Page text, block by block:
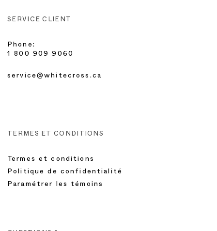
SERVICE CLIENT
Phone:
1 800 909 9060
service@whitecross.ca
TERMES ET CONDITIONS
Termes et conditions
Politique de confidentialité
Paramétrer les témoins